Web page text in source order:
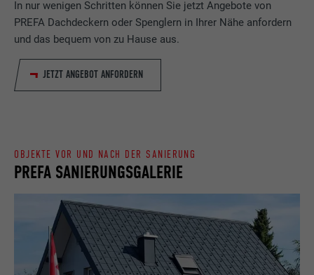
In nur wenigen Schritten können Sie jetzt Angebote von
PREFA Dachdeckern oder Spenglern in Ihrer Nähe anfordern
und das bequem von zu Hause aus.
JETZT ANGEBOT ANFORDERN
PREFA SANIERUNGSGALERIE
OBJEKTE VOR UND NACH DER SANIERUNG
Identifikationsmerkmale.
Zweck
Eingestellt von LinkedIn, wenn eine
Webseite ein eingebettetes "Folgen Sie
uns"-Fenster enthält.
Laufzeit 2 Jahre
Zweck
Verwendet vom Social-Networking-Dienst
LinkedIn für die Verfolgung der
Verwendung von eingebetteten
Dienstleistungen.